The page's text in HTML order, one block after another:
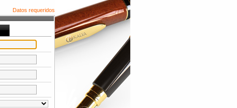
Datos requeridos